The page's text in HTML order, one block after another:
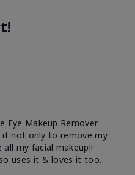
Eye Makeup Remover
it not only to remove my
my facial makeup!!
uses it & loves it too.